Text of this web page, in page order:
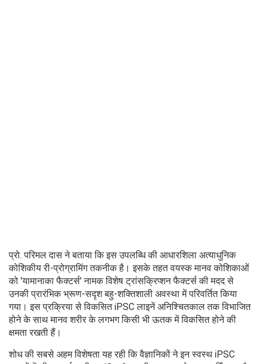
प्रो. परिमल दास ने बताया कि इस उपलब्धि की आधारशिला अत्याधुनिक
कोशिकीय री-प्रोग्रामिंग तकनीक है। इसके तहत वयस्क मानव कोशिकाओं
को 'यामानाका फैक्टर्स' नामक विशेष ट्रांसक्रिप्शन फैक्टर्स की मदद से
उनकी प्रारंभिक भ्रूण-सदृश बहु-शक्तिशाली अवस्था में परिवर्तित किया
गया। इस प्रक्रिया से विकसित iPSC लाइनें अनिश्चितकाल तक विभाजित
होने के साथ मानव शरीर के लगभग किसी भी ऊतक में विकसित होने की
क्षमता रखती हैं।
शोध की सबसे अहम विशेषता यह रही कि वैज्ञानिकों ने इन स्वस्थ iPSC